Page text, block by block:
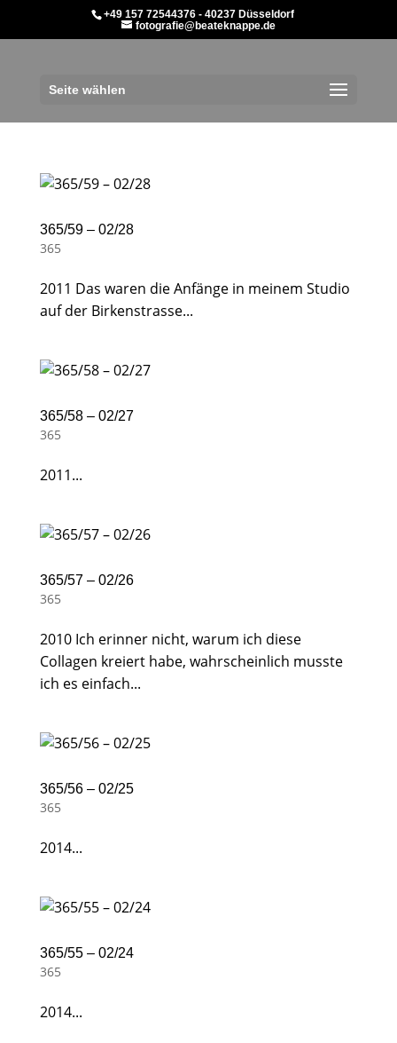
+49 157 72544376 - 40237 Düsseldorf
fotografie@beateknappe.de
Seite wählen
365/59 – 02/28
365
2011 Das waren die Anfänge in meinem Studio
auf der Birkenstrasse...
365/58 – 02/27
365
2011...
365/57 – 02/26
365
2010 Ich erinner nicht, warum ich diese
Collagen kreiert habe, wahrscheinlich musste
ich es einfach...
365/56 – 02/25
365
2014...
365/55 – 02/24
365
2014...